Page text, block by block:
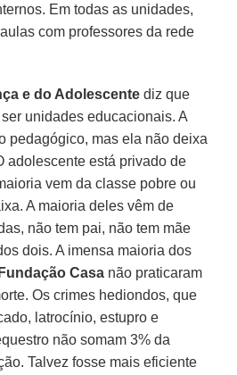
Em todas as unidades,
com professores da rede
e do Adolescente diz que
unidades educacionais. A
pedagógico, mas ela não deixa
adolescente está privado de
vem da classe pobre ou
A maioria deles vêm de
não tem pai, não tem mãe
dois. A imensa maioria dos
Fundação Casa não praticaram
Os crimes hediondos, que
latrocínio, estupro e
não somam 3% da
Talvez fosse mais eficiente